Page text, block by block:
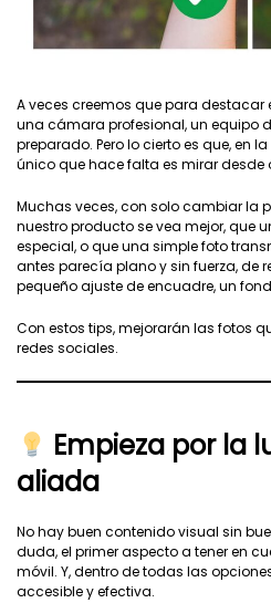
A veces creemos que para
una cámara profesional, un equipo
preparado. Pero lo cierto es que, en
único que hace falta es mirar desde
Muchas veces, con solo cambiar la
nuestro producto se vea mejor, que
especial, o que una simple foto
antes parecía plano y sin fuerza, de
pequeño ajuste de encuadre, un
Con estos tips, mejorarán las fotos
redes sociales.
Empieza por la
aliada
No hay buen contenido visual sin
duda, el primer aspecto a tener en
móvil. Y, dentro de todas las
accesible y efectiva.